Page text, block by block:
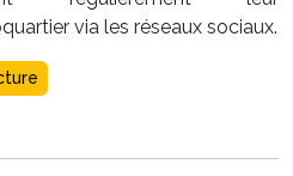
via les réseaux sociaux.